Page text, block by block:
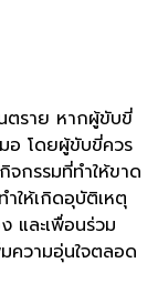
าย หากผู้ขับขี่
อ โดยผู้ขับขี่ควร
กรรมที่ทำให้ขาด
ให้เกิดอุบัติเหตุ
และเพื่อนร่วม
ความอุ่นใจตลอด